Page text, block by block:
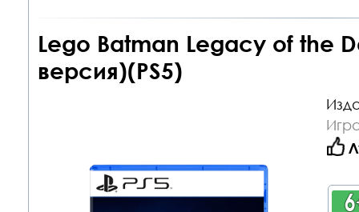
Lego Batman Legacy of the
версия)(PS5)